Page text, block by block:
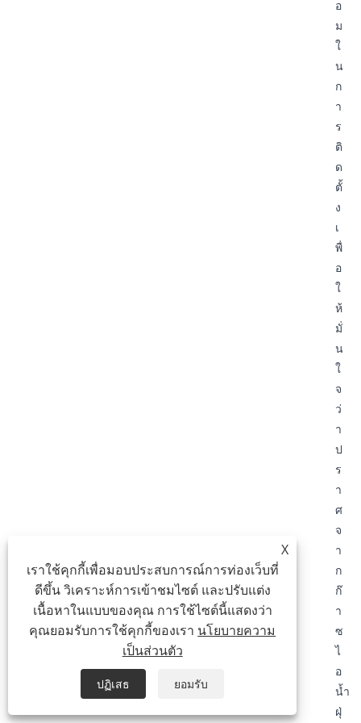
อ
ม
ใ
น
ก
า
ร
ติ
ด
ตั้
ง
เ
พื่
อ
ใ
ห้
มั่
น
ใ
จ
ว่
า
ป
ร
า
ศ
จ
า
ก
ก๊
า
ซ
ไ
อ
น้ำ
ฝุ่
X
เราใช้คุกกี้เพื่อมอบประสบการณ์การท่องเว็บที่
ดีขึ้น วิเคราะห์การเข้าชมไซต์ และปรับแต่ง
เนื้อหาในแบบของคุณ การใช้ไซต์นี้แสดงว่า
คุณยอมรับการใช้คุกกี้ของเรา นโยบายความ
เป็นส่วนตัว
ปฏิเสธ ยอมรับ